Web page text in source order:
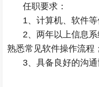
任职要求：
1、计算机、软件等
2、两年以上信息
熟悉常见软件操作流程；
3、具备良好的沟